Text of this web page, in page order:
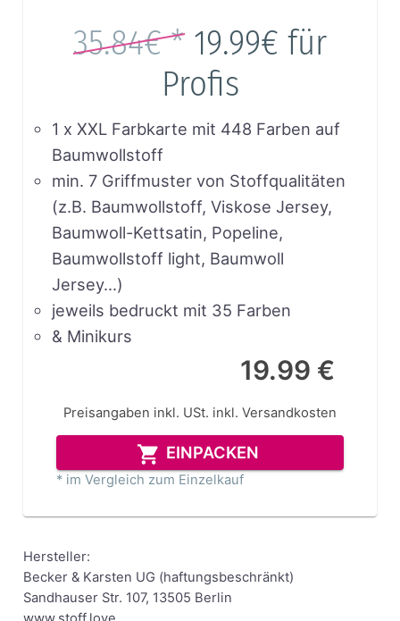
35.84€ * 19.99€ für
Profis
1 x XXL Farbkarte mit 448 Farben auf
Baumwollstoff
min. 7 Griffmuster von Stoffqualitäten
(z.B. Baumwollstoff, Viskose Jersey,
Baumwoll-Kettsatin, Popeline,
Baumwollstoff light, Baumwoll
Jersey…)
jeweils bedruckt mit 35 Farben
& Minikurs
19.99 €
Preisangaben inkl. USt. inkl. Versandkosten
EINPACKEN
* im Vergleich zum Einzelkauf
Hersteller:
Becker & Karsten UG (haftungsbeschränkt)
Sandhauser Str. 107, 13505 Berlin